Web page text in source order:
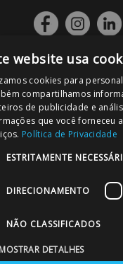
PODE
website usa
cookies para
compartilhamos
de publicidade e
que você forneceu
Política de Privacidade
ESTRITAMENTE
DIRECIONAMENTO
NÃO CLASSIFICADOS
DETALHES